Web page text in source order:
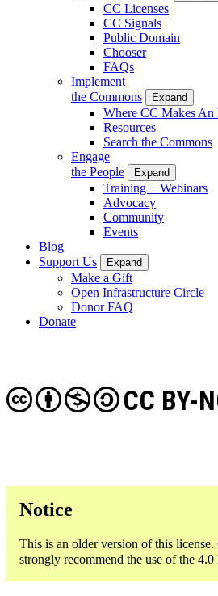
CC Licenses
CC Signals
Public Domain
Chooser
FAQs
Implement
the Commons
Expand
Where CC Makes An
Resources
Search the Commons
Engage
the People
Expand
Training + Webinars
Advocacy
Community
Events
Blog
Support Us
Expand
Make a Gift
Open Infrastructure Circle
Donor FAQ
Donate
CC BY-
Notice
This is an older version of this
strongly recommend the use of the 4.0